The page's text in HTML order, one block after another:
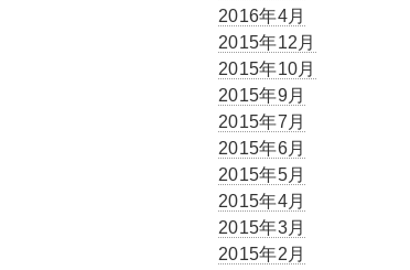
2016年4月
2015年12月
2015年10月
2015年9月
2015年7月
2015年6月
2015年5月
2015年4月
2015年3月
2015年2月